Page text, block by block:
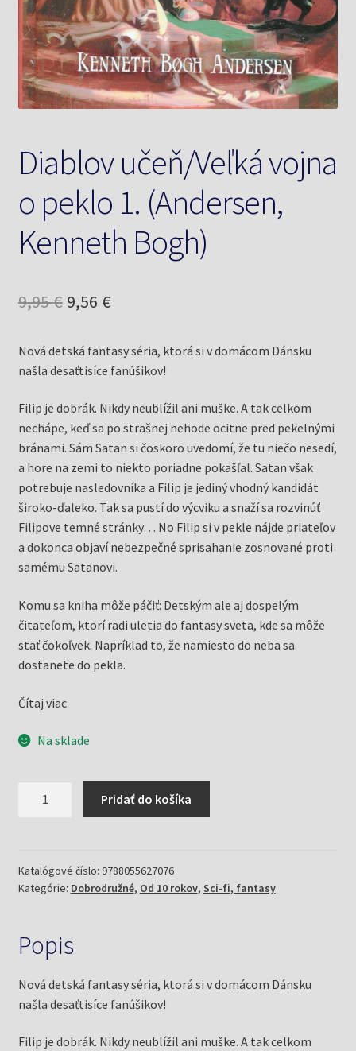
Diablov učeň/Veľká vojna
o peklo 1. (Andersen,
Kenneth Bogh)
9,95€ Pôvodná
bola:
9,56 €Aktuálna
je:
Nová detská fantasy séria, ktorá si v domácom Dánsku
našla desaťtisíce fanúšikov!
Filip je dobrák. Nikdy neublížil ani muške. A tak celkom
nechápe, keď sa po strašnej nehode ocitne pred pekelnými
bránami. Sám Satan si čoskoro uvedomí, že tu niečo nesedí,
a hore na zemi to niekto poriadne pokašľal. Satan však
potrebuje nasledovníka a Filip je jediný vhodný kandidát
široko-ďaleko. Tak sa pustí do výcviku a snaží sa rozvinúť
Filipove temné stránky… No Filip si v pekle nájde priateľov
a dokonca objaví nebezpečné sprisahanie zosnované proti
samému Satanovi.
Komu sa kniha môže páčiť: Detským ale aj dospelým
čitateľom, ktorí radi uletia do fantasy sveta, kde sa môže
stať čokoľvek. Napríklad to, že namiesto do neba sa
dostanete do pekla.
Čítaj viac
Na sklade
o
peklo
Kenneth
Pridať do košíka
Katalógové číslo: 9788055627076
Kategórie: Dobrodružné, Od 10 rokov, Sci-fi, fantasy
Popis
Nová detská fantasy séria, ktorá si v domácom Dánsku
našla desaťtisíce fanúšikov!
Filip je dobrák. Nikdy neublížil ani muške. A tak celkom